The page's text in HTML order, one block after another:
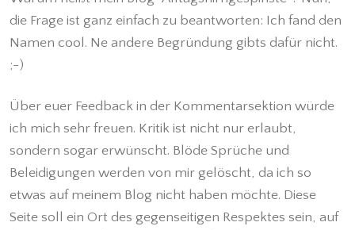
die Frage ist ganz einfach zu beantworten: Ich fand den
Namen cool. Ne andere Begründung gibts dafür nicht.
;-)
Über euer Feedback in der Kommentarsektion würde
ich mich sehr freuen. Kritik ist nicht nur erlaubt,
sondern sogar erwünscht. Blöde Sprüche und
Beleidigungen werden von mir gelöscht, da ich so
etwas auf meinem Blog nicht haben möchte. Diese
Seite soll ein Ort des gegenseitigen Respektes sein, auf